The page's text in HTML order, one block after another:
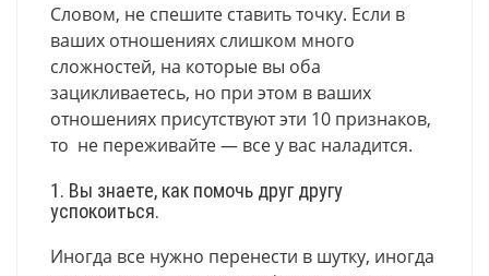
Словом, не спешите ставить точку. Если в
ваших отношениях слишком много
сложностей, на которые вы оба
зацикливаетесь, но при этом в ваших
отношениях присутствуют эти 10 признаков,
то не переживайте — все у вас наладится.
1. Вы знаете, как помочь друг другу
успокоиться.
Иногда все нужно перенести в шутку, иногда